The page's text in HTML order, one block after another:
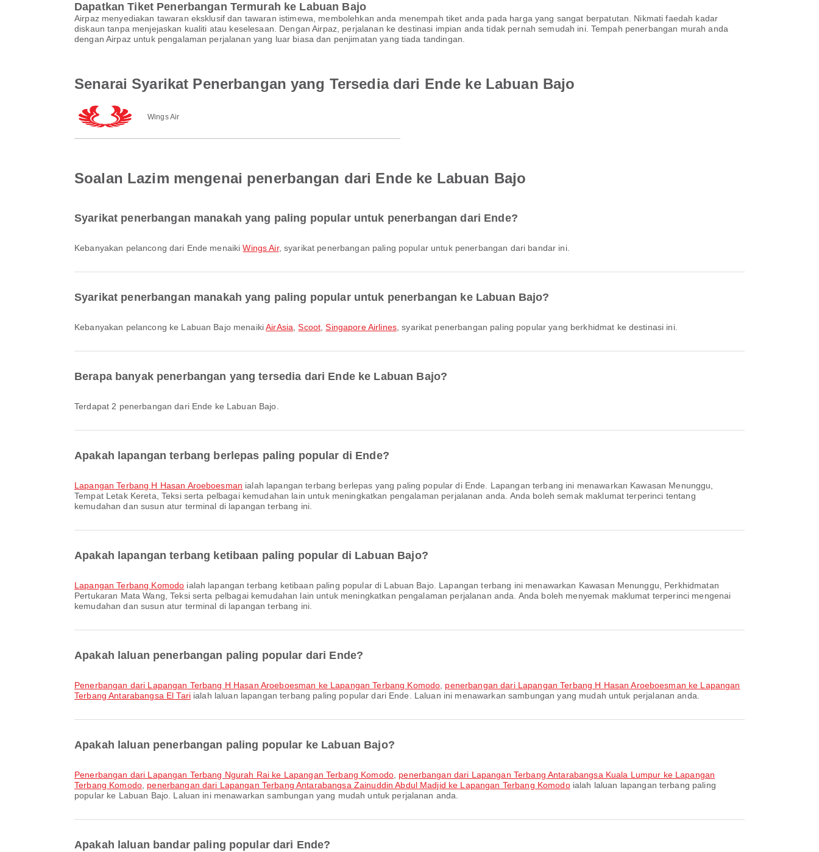
Dapatkan Tiket Penerbangan Termurah ke Labuan Bajo
Airpaz menyediakan tawaran eksklusif dan tawaran istimewa, membolehkan anda menempah tiket anda pada harga yang sangat berpatutan. Nikmati faedah kadar
diskaun tanpa menjejaskan kualiti atau keselesaan. Dengan Airpaz, perjalanan ke destinasi impian anda tidak pernah semudah ini. Tempah penerbangan murah anda
dengan Airpaz untuk pengalaman perjalanan yang luar biasa dan penjimatan yang tiada tandingan.
Senarai Syarikat Penerbangan yang Tersedia dari Ende ke Labuan Bajo
Wings Air
Soalan Lazim mengenai penerbangan dari Ende ke Labuan Bajo
Syarikat penerbangan manakah yang paling popular untuk penerbangan dari Ende?
Kebanyakan pelancong dari Ende menaikiWings Air, syarikat penerbangan paling popular untuk penerbangan dari bandar ini.
Syarikat penerbangan manakah yang paling popular untuk penerbangan ke Labuan Bajo?
Kebanyakan pelancong ke Labuan Bajo menaikiAirAsia ,Scoot ,Singapore Airlines, syarikat penerbangan paling popular yang berkhidmat ke destinasi ini.
Berapa banyak penerbangan yang tersedia dari Ende ke Labuan Bajo?
Terdapat 2 penerbangan dari Ende ke Labuan Bajo.
Apakah lapangan terbang berlepas paling popular di Ende?
Lapangan Terbang H Hasan Aroeboesman ialah lapangan terbang berlepas yang paling popular di Ende. Lapangan terbang ini menawarkan Kawasan Menunggu,
Tempat Letak Kereta, Teksi serta pelbagai kemudahan lain untuk meningkatkan pengalaman perjalanan anda. Anda boleh semak maklumat terperinci tentang
kemudahan dan susun atur terminal di lapangan terbang ini.
Apakah lapangan terbang ketibaan paling popular di Labuan Bajo?
Lapangan Terbang Komodo ialah lapangan terbang ketibaan paling popular di Labuan Bajo. Lapangan terbang ini menawarkan Kawasan Menunggu, Perkhidmatan
Pertukaran Mata Wang, Teksi serta pelbagai kemudahan lain untuk meningkatkan pengalaman perjalanan anda. Anda boleh menyemak maklumat terperinci mengenai
kemudahan dan susun atur terminal di lapangan terbang ini.
Apakah laluan penerbangan paling popular dari Ende?
penerbangan dari Lapangan Terbang H Hasan Aroeboesman ke Lapangan Terbang Komodo penerbangan dari Lapangan Terbang H Hasan Aroeboesman ke Lapangan
Terbang Antarabangsa El Tariialah laluan lapangan terbang paling popular dari Ende. Laluan ini menawarkan sambungan yang mudah untuk perjalanan anda.
Apakah laluan penerbangan paling popular ke Labuan Bajo?
penerbangan dari Lapangan Terbang Ngurah Rai ke Lapangan Terbang Komodo, penerbangan dari Lapangan Terbang Antarabangsa Kuala Lumpur ke Lapangan
Terbang Komodo, penerbangan dari Lapangan Terbang Antarabangsa Zainuddin Abdul Madjid ke Lapangan Terbang Komodoialah laluan lapangan terbang paling
popular ke Labuan Bajo. Laluan ini menawarkan sambungan yang mudah untuk perjalanan anda.
Apakah laluan bandar paling popular dari Ende?